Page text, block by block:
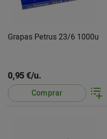
Grapas Petrus 23/6 1000u
0,95 €/u.
Comprar